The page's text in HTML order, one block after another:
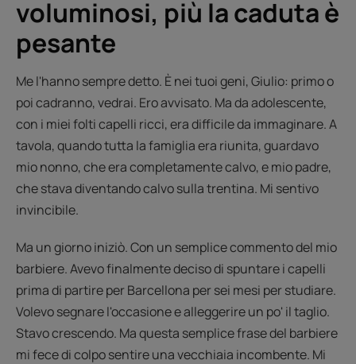
voluminosi, più la caduta è
pesante
Me l'hanno sempre detto. È nei tuoi geni, Giulio: primo o
poi cadranno, vedrai. Ero avvisato. Ma da adolescente,
con i miei folti capelli ricci, era difficile da immaginare. A
tavola, quando tutta la famiglia era riunita, guardavo
mio nonno, che era completamente calvo, e mio padre,
che stava diventando calvo sulla trentina. Mi sentivo
invincibile.
Ma un giorno iniziò. Con un semplice commento del mio
barbiere. Avevo finalmente deciso di spuntare i capelli
prima di partire per Barcellona per sei mesi per studiare.
Volevo segnare l'occasione e alleggerire un po' il taglio.
Stavo crescendo. Ma questa semplice frase del barbiere
mi fece di colpo sentire una vecchiaia incombente. Mi